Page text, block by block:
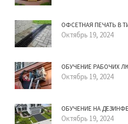
ОФСЕТНАЯ ПЕЧАТЬ В
Октябрь 19, 2024
ОБУЧЕНИЕ РАБОЧИХ
Октябрь 19, 2024
ОБУЧЕНИЕ НА
Октябрь 19, 2024